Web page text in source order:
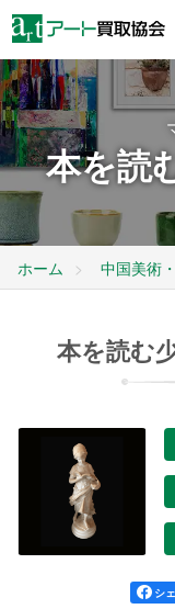
本を読
ホーム 中国美術
本を読む
シ